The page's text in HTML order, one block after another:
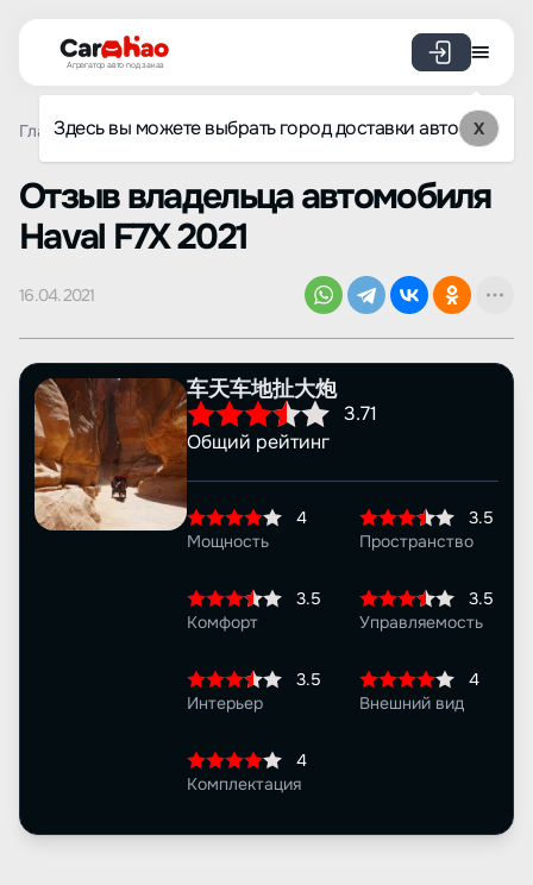
Агрегатор авто под заказ
Здесь вы можете выбрать город доставки авто X
Главная Отзывы Haval F7X Просмотр отзыва
Oтзыв владельца автомобиля
Haval F7X 2021
16.04.2021
车天车地扯大炮
3.71
Общий рейтинг
4
Мощность
3.5
Пространство
3.5
Комфорт
3.5
Управляемость
3.5
Интерьер
4
Внешний вид
4
Комплектация